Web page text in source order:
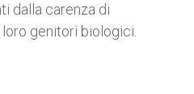
dalla carenza di
genitori biologici.